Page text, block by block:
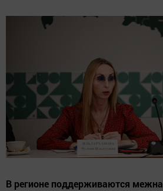
В регионе поддерживаются